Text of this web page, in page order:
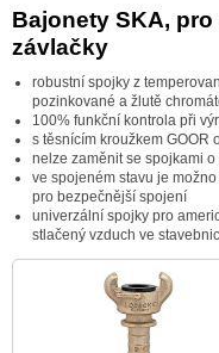
Bajonety SKA,
závlačky
robustní spojky z
pozinkované a žlutě
100% funkční kontrola při
s těsnícím kroužkem GOOR
nelze zaměnit se spojkami
ve spojeném stavu je
pro bezpečnější spojení
univerzální spojky pro
stlačený vzduch ve